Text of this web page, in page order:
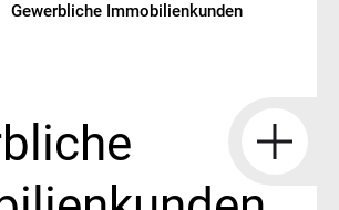
Gewerbliche Immobilienkunden